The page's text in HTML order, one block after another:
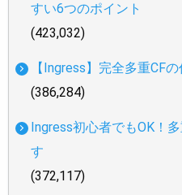
すい6つのポイント
(423,032)
【Ingress】完全多重CF
(386,284)
Ingress初心者でもOK！
す
(372,117)